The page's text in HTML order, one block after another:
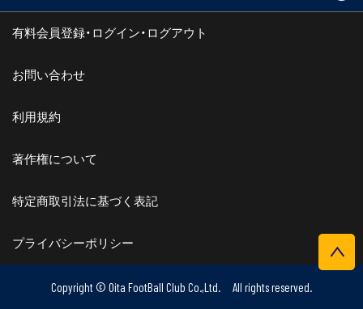
有料会員登録・ログイン・ログアウト
お問い合わせ
利用規約
著作権について
特定商取引法に基づく表記
プライバシーポリシー
Copyright © Oita FootBall Club Co.,Ltd. All rights reserved.